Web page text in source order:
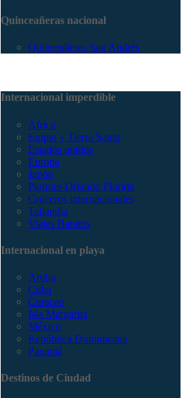
Quinceañeras nacional
Quinceañeras San Andrés
Internacional imperdible
Africa
Egipto y Tierra Santa
Estados unidos
Europa
Japón
Parques Orlando Florida
Cruceros internacionales
Tailandia
Viajes Baratos
Internacional en playa
Aruba
Cuba
Curacao
Isla Margarita
México
República Dominicana
Panamá
Destinos de Ciudad